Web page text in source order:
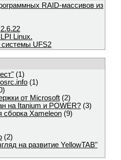
RAID-массивов из
Linux.
системы UFS2
(1)
(1)
от Microsoft (2)
на Itanium и POWER? (3)
Xameleon (9)
(2)
на развитие YellowTAB"